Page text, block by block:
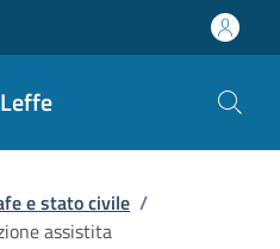
e stato civile /
assistita